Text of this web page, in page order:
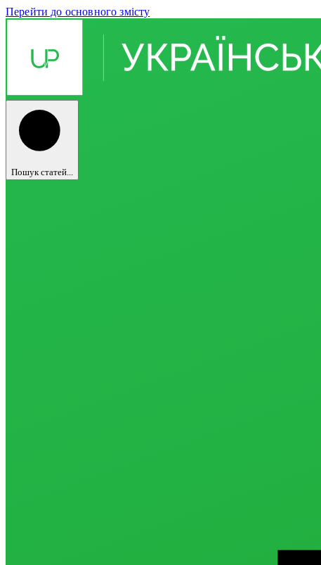
Перейти до основного змісту
Пошук статей...